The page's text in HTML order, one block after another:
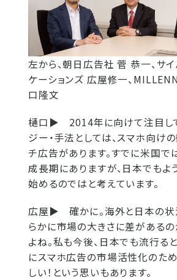
左から、朝日広告社 菅 恭一、サイ
ケーションズ 広屋修一、
口隆文
樋口▶ 2014年に向けて注目し
ジー・手法としては、スマホ向け
チ広告があります。すでに米国で
成長期にありますが、日本でもよ
始めるのではと考えています。
広屋▶ 確かに。海外と日本の状
らかに市場の大きさに差がある
よね。私も今後、日本でも流行る
にスマホ広告の市場活性化のた
しい！という思いもあります。